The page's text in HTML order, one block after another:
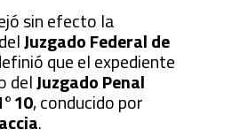
sin efecto la
Juzgado Federal de
que el expediente
delJuzgado Penal
, conducido por
.